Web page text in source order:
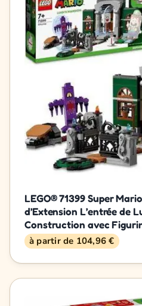
LEGO® 71399 Super
d’Extension L’entrée de
Construction avec
à partir de 104,96 €